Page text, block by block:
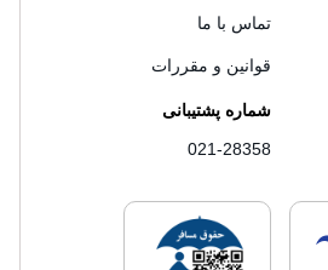
تماس با ما
قوانین و مقررات
شماره پشتیبانی
021-28358
لایسنس های فروش سفرتاپلایسنس های